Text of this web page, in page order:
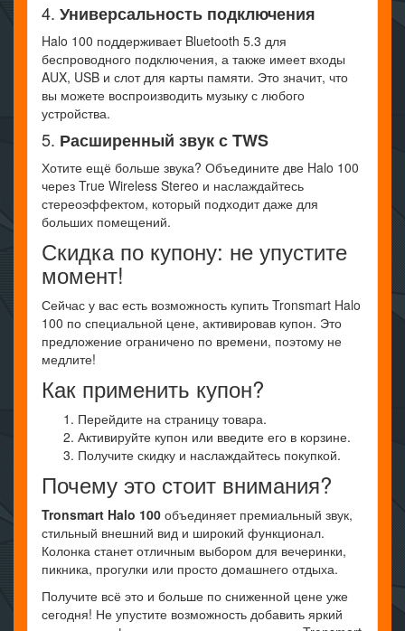
4. Универсальность подключения
Halo 100 поддерживает Bluetooth 5.3 для
беспроводного подключения, а также имеет входы
AUX, USB и слот для карты памяти. Это значит, что
вы можете воспроизводить музыку с любого
устройства.
5. Расширенный звук с TWS
Хотите ещё больше звука? Объедините две Halo 100
через True Wireless Stereo и наслаждайтесь
стереоэффектом, который подходит даже для
больших помещений.
Скидка по купону: не упустите
момент!
Сейчас у вас есть возможность купить Tronsmart Halo
100 по специальной цене, активировав купон. Это
предложение ограничено по времени, поэтому не
медлите!
Как применить купон?
Перейдите на страницу товара.
Активируйте купон или введите его в корзине.
Получите скидку и наслаждайтесь покупкой.
Почему это стоит внимания?
Tronsmart Halo 100 объединяет премиальный звук,
стильный внешний вид и широкий функционал.
Колонка станет отличным выбором для вечеринки,
пикника, прогулки или просто домашнего отдыха.
Получите всё это и больше по сниженной цене уже
сегодня! Не упустите возможность добавить яркий